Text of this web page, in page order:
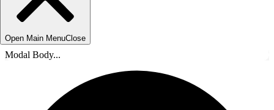
Open Main MenuClose
Modal Body...